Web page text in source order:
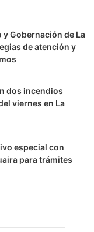
y Gobernación de La
de atención y
dos incendios
viernes en La
especial con
para trámites